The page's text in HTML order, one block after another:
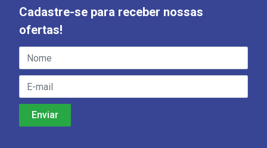
Cadastre-se para receber nossas
ofertas!